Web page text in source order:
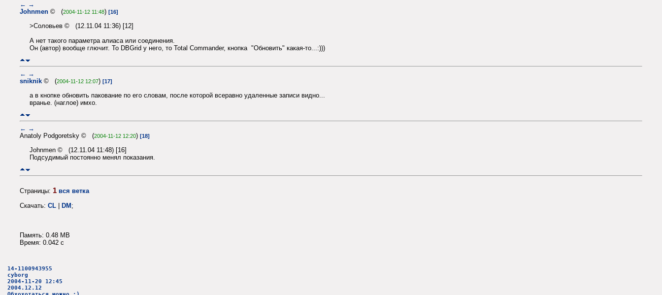
← →
Johnmen © (2004-11-12 11:48) [16]
>Соловьев © (12.11.04 11:36) [12]
А нет такого параметра алиаса или соединения.
Он (автор) вообще глючит. То DBGrid у него, то Total Commander, кнопка "Обновить" какая-то...:)))
← →
sniknik © (2004-11-12 12:07) [17]
а в кнопке обновить пакование по его словам, после которой всеравно удаленные записи видно...
вранье. (наглое) имхо.
← →
Anatoly Podgoretsky © (2004-11-12 12:20) [18]
Johnmen © (12.11.04 11:48) [16]
Подсудимый постоянно менял показания.
Страницы: 1 вся ветка
Скачать: CL DM ;
Память: 0.48 MB
Время: 0.042 c
14-1100943955
cyborg
2004-11-20 12:45
2004.12.12